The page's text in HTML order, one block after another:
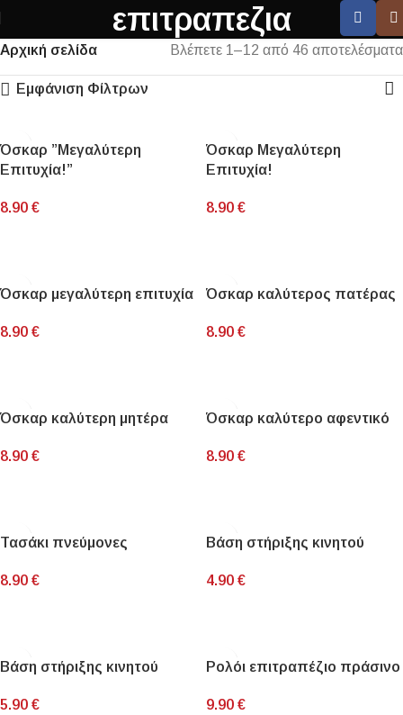
επιτραπεζια
Αρχική σελίδα Βλέπετε 1–12 από 46 αποτελέσματα
Εμφάνιση Φίλτρων
Όσκαρ ”Μεγαλύτερη
Επιτυχία!”
8.90 €
Όσκαρ Μεγαλύτερη
Επιτυχία!
8.90 €
Όσκαρ μεγαλύτερη επιτυχία
8.90 €
Όσκαρ καλύτερος πατέρας
8.90 €
Όσκαρ καλύτερη μητέρα
8.90 €
Όσκαρ καλύτερο αφεντικό
8.90 €
Τασάκι πνεύμονες
8.90 €
Βάση στήριξης κινητού
4.90 €
Βάση στήριξης κινητού
5.90 €
Ρολόι επιτραπέζιο πράσινο
9.90 €